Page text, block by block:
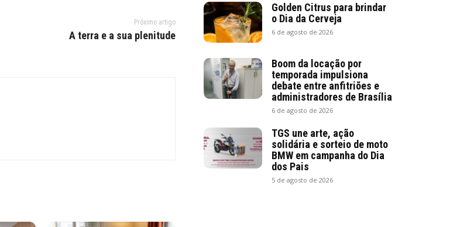
Próximo artigo
A terra e a sua plenitude
Golden Citrus para brindar
o Dia da Cerveja
6 de agosto de 2026
Boom da locação por
temporada impulsiona
debate entre anfitriões e
administradores de Brasília
6 de agosto de 2026
TGS une arte, ação
solidária e sorteio de moto
BMW em campanha do Dia
dos Pais
5 de agosto de 2026